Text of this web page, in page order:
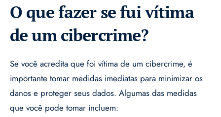
O que fazer se fui vítima
de um cibercrime?
Se você acredita que foi vítima de um cibercrime, é
importante tomar medidas imediatas para minimizar os
danos e proteger seus dados. Algumas das medidas
que você pode tomar incluem: